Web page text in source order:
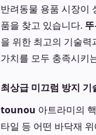
반려동물 용품 시장이
품을 찾고 있습니다.
을 위한 최고의 기술
가치를 모두 충족시키
최상급 미끄럼 방지
tounou 아트라미의
타일 등 어떤 바닥재